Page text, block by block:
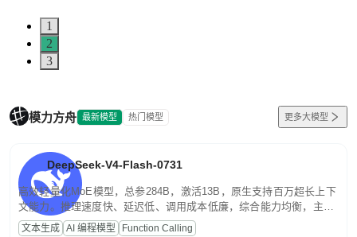
1
2
3
模力方舟 最新模型 热门模型 更多大模型
DeepSeek-V4-Flash-0731
高效轻量化MoE模型，总参284B，激活13B，原生支持百万超长上下
文能力。推理速度快、延迟低、调用成本低廉，综合能力均衡，主打
高并发、轻量化任务，适合日常对话、内容创作、基础 RAG、批量
文本生成 AI 编程模型 Function Calling